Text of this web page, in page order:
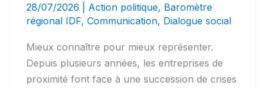
28/07/2026 Action politique, Baromètre
régional IDF, Communication, Dialogue social
Mieux connaître pour mieux représenter.
Depuis plusieurs années, les entreprises de
proximité font face à une succession de crises